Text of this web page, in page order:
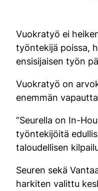
Vuokratyö ei
työntekijä poissa,
ensisijaisen työn
Vuokratyö on
enemmän
”Seurella on In-
työntekijöitä
taloudellisen
Seuren sekä
harkiten valittu